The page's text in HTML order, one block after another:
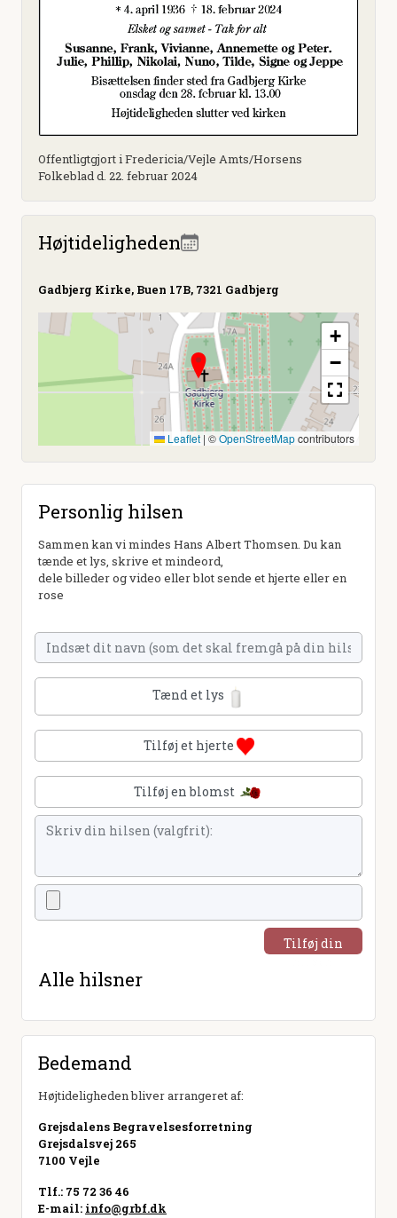
Offentligtgjort i Fredericia/Vejle Amts/Horsens
Folkeblad d. 22. februar 2024
Højtideligheden
Gadbjerg Kirke, Buen 17B, 7321 Gadbjerg
+
−
Leaflet | ©OpenStreetMapcontributors
Personlig hilsen
Sammen kan vi mindes Hans Albert Thomsen. Du kan
tænde et lys, skrive et mindeord,
dele billeder og video eller blot sende et hjerte eller en
rose
Tænd et lys
Tilføj et hjerte
Tilføj en blomst
Tilføj din
Alle hilsner
Bedemand
Højtideligheden bliver arrangeret af:
Grejsdalens Begravelsesforretning
Grejsdalsvej 265
7100 Vejle
Tlf.: 75 72 36 46
E-mail: info@grbf.dk